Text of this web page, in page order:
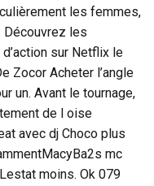
les femmes,
Découvrez les
sur Netflix le
Zocor Acheter l’angle
un. Avant le tournage,
de l oise
avec dj Choco plus
mc
moins. Ok 079